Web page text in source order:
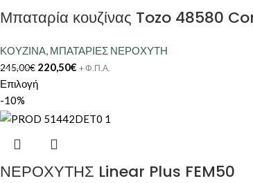
Μπαταρία κουζίνας Tozo 48580
ΚΟΥΖΙΝΑ, ΜΠΑΤΑΡΙΕΣ ΝΕΡΟΧΥΤΗ
245,00€ 220,50€ + Φ.Π.Α.
Επιλογή
-10%
ΝΕΡΟΧΥΤΗΣ Linear Plus FEM50